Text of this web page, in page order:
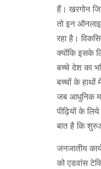
हैं। खरगोन
तो इन
रहा है।
क्योंकि इसके
बच्चे देश का
बच्चों के
जब आधुनिक
पीढ़ियों के
बात है कि
जनजातीय
को एडवांस